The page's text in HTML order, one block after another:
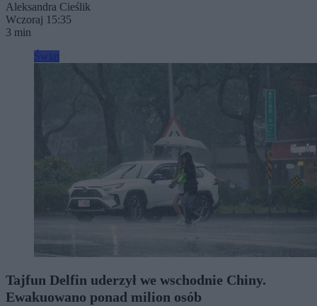
Aleksandra Cieślik
Wczoraj 15:35
3 min
Tajfun Delfin uderzył we wschodnie Chiny.
Ewakuowano ponad milion osób